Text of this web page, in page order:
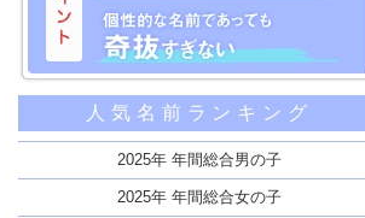
名づけに大事な5つのポイント
命名に親の責任を自覚する
名前は子供への愛情や願いの結晶
苗字とのバランス、読み、発音、覚えやすさ
姓名判断の運勢にこだわりすぎない
人気名前ランキング
2025年 年間総合男の子
2025年 年間総合女の子